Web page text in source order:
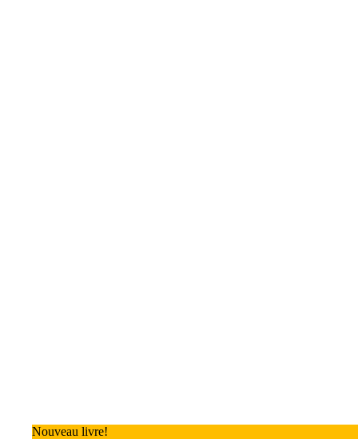
Nouveau livre!